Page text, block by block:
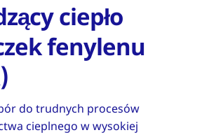
ciepło
fenylenu
do trudnych procesów
cieplnego w wysokiej